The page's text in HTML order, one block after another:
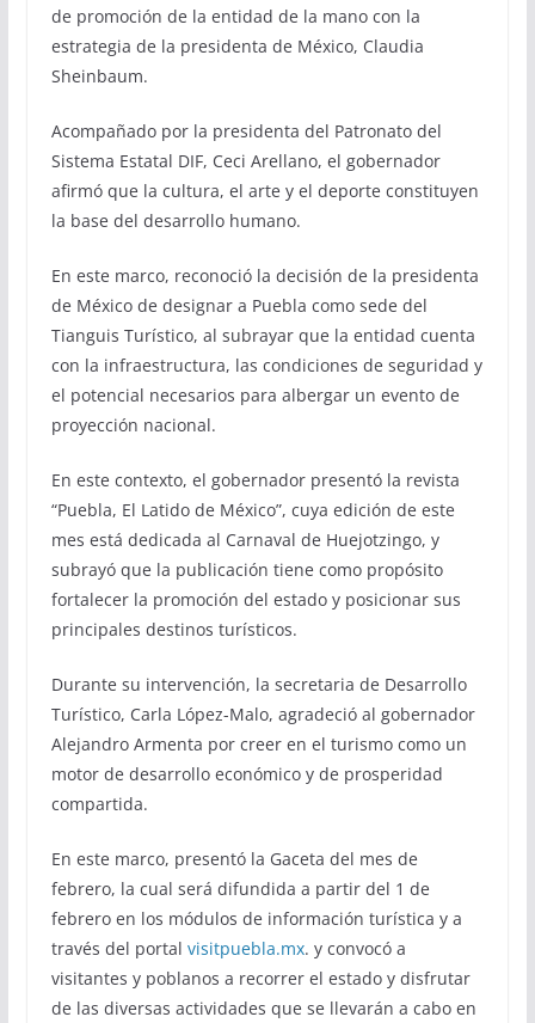
de promoción de la entidad de la mano con la
estrategia de la presidenta de México, Claudia
Sheinbaum.
Acompañado por la presidenta del Patronato del
Sistema Estatal DIF, Ceci Arellano, el gobernador
afirmó que la cultura, el arte y el deporte constituyen
la base del desarrollo humano.
En este marco, reconoció la decisión de la presidenta
de México de designar a Puebla como sede del
Tianguis Turístico, al subrayar que la entidad cuenta
con la infraestructura, las condiciones de seguridad y
el potencial necesarios para albergar un evento de
proyección nacional.
En este contexto, el gobernador presentó la revista
“Puebla, El Latido de México”, cuya edición de este
mes está dedicada al Carnaval de Huejotzingo, y
subrayó que la publicación tiene como propósito
fortalecer la promoción del estado y posicionar sus
principales destinos turísticos.
Durante su intervención, la secretaria de Desarrollo
Turístico, Carla López-Malo, agradeció al gobernador
Alejandro Armenta por creer en el turismo como un
motor de desarrollo económico y de prosperidad
compartida.
En este marco, presentó la Gaceta del mes de
febrero, la cual será difundida a partir del 1 de
febrero en los módulos de información turística y a
través del portal visitpuebla.mx. y convocó a
visitantes y poblanos a recorrer el estado y disfrutar
de las diversas actividades que se llevarán a cabo en